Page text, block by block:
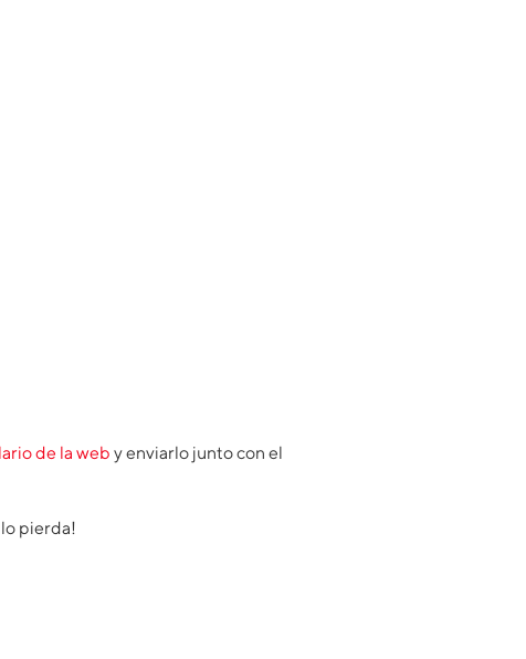
de la web y enviarlo junto con el
pierda!